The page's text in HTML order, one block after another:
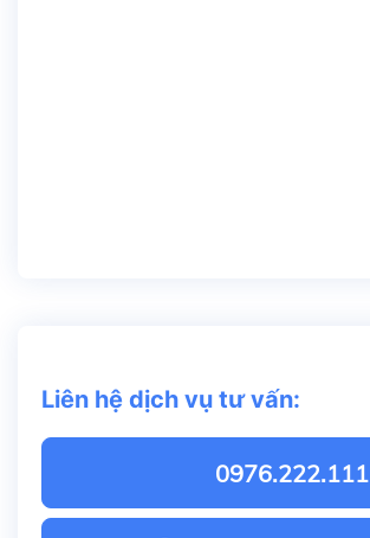
Liên hệ dịch vụ tư vấn:
0976.222.111